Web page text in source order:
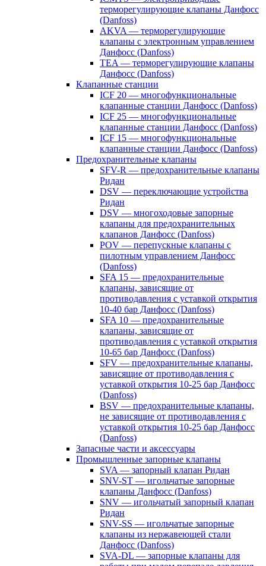
терморегулирующие клапаны Данфосс
(Danfoss)
AKVA — терморегулирующие
клапаны с электронным управлением
Данфосс (Danfoss)
TEA — терморегулирующие клапаны
Данфосс (Danfoss)
Клапанные станции
ICF 20 — многофункциональные
клапанные станции Данфосс (Danfoss)
ICF 25 — многофункциональные
клапанные станции Данфосс (Danfoss)
ICF 15 — многофункциональные
клапанные станции Данфосс (Danfoss)
Предохранительные клапаны
SFV-R — предохранительные клапаны
Ридан
DSV — переключающие устройства
Ридан
DSV — многоходовые запорные
клапаны для предохранительных
клапанов Данфосс (Danfoss)
POV — перепускные клапаны с
пилотным управлением Данфосс
(Danfoss)
SFA 15 — предохранительные
клапаны, зависящие от
противодавления с уставкой открытия
10-40 бар Данфосс (Danfoss)
SFA 10 — предохранительные
клапаны, зависящие от
противодавления с уставкой открытия
10-65 бар Данфосс (Danfoss)
SFV — предохранительные клапаны,
зависящие от противодавления с
уставкой открытия 10-25 бар Данфосс
(Danfoss)
BSV — предохранительные клапаны,
не зависящие от противодавления с
уставкой открытия 10-25 бар Данфосс
(Danfoss)
Запасные части и аксессуары
Промышленные запорные клапаны
SVA — запорный клапан Ридан
SNV-ST — игольчатые запорные
клапаны Данфосс (Danfoss)
SNV — игольчатый запорный клапан
Ридан
SNV-SS — игольчатые запорные
клапаны из нержавеющей стали
Данфосс (Danfoss)
SVA-DL — запорные клапаны для